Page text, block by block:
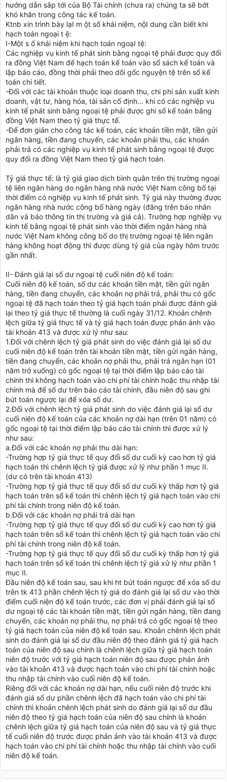
hướng dẫn sắp tới của Bộ Tài chính (chưa ra) chúng ta sẽ bớt
khó khăn trong công tác kế toán.
Ktnb xin trình bày lạI m ột số khái niệm, nộI dung cần biết khi
hạch toán ngoại t ệ:
I-Một s ố khái niệm khi hạch toán ngoạI tệ:
Các nghiệp vụ kinh tế phát sinh bằng ngoại tệ phải được quy đổi
ra đồng Việt Nam để hạch toán kế toán vào sổ sách kế toán và
lập báo cáo, đồng thời phải theo dõi gốc nguyện tệ trên sổ kế
toán chi tiết.
-Đối với các tài khoản thuộc loại doanh thu, chi phí sản xuất kinh
doanh, vật tư, hàng hóa, tài sản cố định... khi có các nghiệp vu
kinh tế phát sinh bằng ngoại tệ phải được ghi sổ kế toán bằng
đồng Việt Nam theo tỷ giá thực tế.
-Để đơn giản cho công tác kế toán, các khoản tiền mặt, tiền gửi
ngân hàng, tiền đang chuyển, các khoản phải thu, các khoản
phải trả có các nghiệp vụ kinh tế phát sinh bằng ngoại tệ được
quy đổi ra đồng Việt Nam theo tỷ giá hạch toán.
Tỷ giá thực tế: là tỷ giá giao dịch bình quân trên thị trường ngoại
tệ liên ngân hàng do ngân hàng nhà nước Việt Nam công bố tại
thời điểm có nghiệp vụ kinh tế phát sinh. Tỷ giá này thường được
ngân hàng nhà nước công bố hàng ngày (đăng trên báo nhân
dân và báo thông tin thị trường và giá cả). Trường hợp nghiệp vụ
kinh tế bằng ngoại tệ phát sinh vào thời điểm ngân hàng nhà
nước Việt Nam không công bố do thị trường ngoại tệ liên ngân
hàng không hoạt động thì được dùng tỷ giá của ngày hôm trước
gần nhất.
II- Đánh giá lại số dư ngoại tệ cuối niên độ kế toán:
Cuối niên độ kế toán, số dư các khoản tiền mặt, tiền gửi ngân
hàng, tiền đang chuyển, các khoản nợ phải trả, phải thu có gốc
ngoại tệ đã hạch toán theo tỷ giá hạch toán phải được đánh giá
lại theo tỷ giá thực tế thường là cuối ngày 31/12. Khoản chênh
lệch giữa tỷ giá thực tế và tỷ giá hạch toán được phản ánh vào
tài khoản 413 và được xử lý như sau:
1.Đối với chênh lệch tỷ giá phát sinh do việc đánh giá lại số dư
cuối niên độ kế toán trên tài khoản tiền mặt, tiền gửi ngân hàng,
tiền đang chuyển, các khoản nợ phải thu, phải trả ngắn hạn (01
năm trở xuống) có gốc ngoại tệ tại thời điểm lập báo cáo tài
chính thì không hạch toán vào chi phí tài chính hoặc thu nhập tài
chính mà để số dư trên báo cáo tài chính, đầu niên độ sau ghi
bút toán ngược lại để xóa số dư.
2.Đối với chênh lệch tỷ giá phát sinh do việc đánh giá lại số dư
cuối niên độ kế toán của các khoản nợ dài hạn (trên 01 năm) có
gốc ngoại tệ tại thời điểm lập báo cáo tài chính thì được xử lý
như sau:
a.Đối với các khoản nợ phải thu dài hạn:
-Trường hợp tỷ giá thực tế quy đổi số dư cuối kỳ cao hơn tỷ giá
hạch toán thì chênh lệch tỷ giá được xử lý như phần 1 mục II.
(dư có trên tài khoản 413)
-Trường hợp tỷ giá thực tế quy đổi số dư cuối kỳ thấp hơn tỷ giá
hạch toán trên sổ kế toán thì chênh lệch tỷ giá hạch toán vào chi
phí tài chính trong niên độ kế toán.
b.Đối với các khoản nợ phải trả dài hạn
-Trường hợp tỷ giá thực tế quy đổi số dư cuối kỳ cao hơn tỷ giá
hạch toán trên sổ kế toán thì chênh lệch tỷ giá hạch toán vào chi
phí tài chính trong niên độ kế toán.
-Trường hợp tỷ giá thực tế quy đổi số dư cuối kỳ thấp hơn tỷ giá
hạch toán trên sổ kế toán thì chênh lệch tỷ giá xử lý như phần 1
mục II.
Đầu niên độ kế toán sau, sau khi ht bút toán ngược để xóa số dư
trên tk 413 phần chênh lệch tỷ giá do đánh giá lại số dư vào thời
điểm cuối niện độ kế toán trước, các đơn vị phải đánh giá lại số
dư ngoại tệ các tài khoản tiền mặt, tiền gửi ngân hàng, tiền đang
chuyển, các khoản nợ phải thu, nợ phải trả có gốc ngoại tệ theo
tỷ giá hạch toán của niên độ kế toán sau. Khoản chênh lệch phát
sinh do đánh giá lại số dư đầu niên độ theo đánh giá tỷ giá hạch
toán của niên độ sau chính là chênh lệch giữa tỷ giá hạch toán
niên độ trước với tỷ giá hạch toán niên độ sau được phản ảnh
vào tài khoản 413 và được hạch toán vào chi phí tài chính hoặc
thu nhập tài chính vào cuối niên độ kế toán.
Riêng đối với các khoản nợ dài hạn, nếu cuối niên độ trước khi
đánh giá số dư phần chênh lệch đã hạch toán vào chi phí tài
chính thì khoản chênh lệch phát sinh do đánh giá lại số dư đầu
niên độ theo tỷ giá hạch toán của niên độ sau chính là khoản
chênh lệch giữa tỷ giá hạch toán của niên độ sau và tỷ giá thực
tế cuối niên độ trước được phản ảnh vào tài khoản 413 và được
hạch toán vào chi phí tài chính hoặc thu nhập tài chính vào cuối
niên độ kế toán.